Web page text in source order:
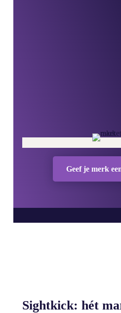
Geef je merk
Sightkick: hét